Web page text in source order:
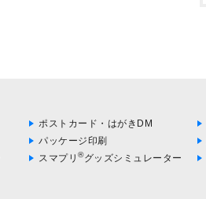
ポストカード・はがきDM
パッケージ印刷
スマプリ ®グッズシミュレーター